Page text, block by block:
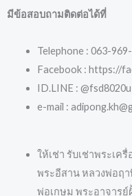
มีข้อสอบถามติดต่อได้ที่
Telephone : 063-
Facebook : https://
ID.LINE : @fsd8020u
e-mail :
ให้เช่า รับเช่าพระเค
พระอีสาน หลวงพ่อฤ
พ่อเกษม พระอาจารย์